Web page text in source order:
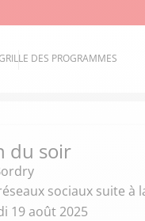
DES PROGRAMMES
du soir
sociaux suite
19 août 2025